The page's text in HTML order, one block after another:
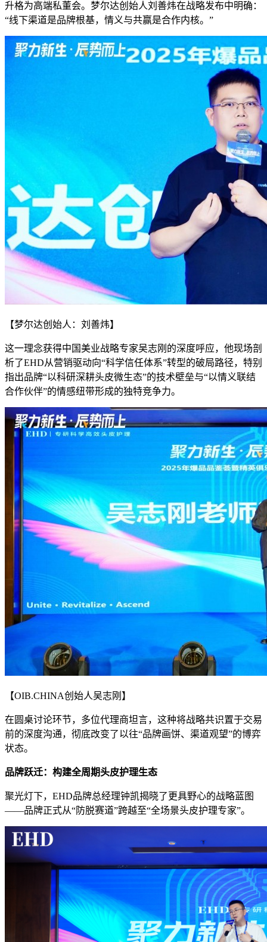
升格为高端私董会。梦尔达创始人刘善炜在战略发布中明确：
“线下渠道是品牌根基，情义与共赢是合作内核。”
【梦尔达创始人：刘善炜】
这一理念获得中国美业战略专家吴志刚的深度呼应，他现场剖
析了EHD从营销驱动向“科学信任体系”转型的破局路径，特别
指出品牌“以科研深耕头皮微生态”的技术壁垒与“以情义联结
合作伙伴”的情感纽带形成的独特竞争力。
【OIB.CHINA创始人吴志刚】
在圆桌讨论环节，多位代理商坦言，这种将战略共识置于交易
前的深度沟通，彻底改变了以往“品牌画饼、渠道观望”的博弈
状态。
品牌跃迁：构建全周期头皮护理生态
聚光灯下，EHD品牌总经理钟凯揭晓了更具野心的战略蓝图
——品牌正式从“防脱赛道”跨越至“全场景头皮护理专家”。